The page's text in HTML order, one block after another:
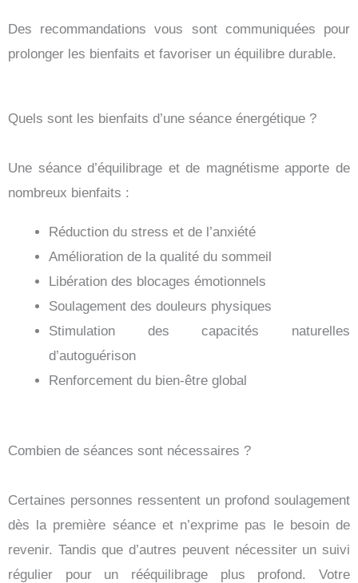
Des recommandations vous sont communiquées pour
prolonger les bienfaits et favoriser un équilibre durable.
Quels sont les bienfaits d’une séance énergétique ?
Une séance d’équilibrage et de magnétisme apporte de
nombreux bienfaits :
Réduction du stress et de l’anxiété
Amélioration de la qualité du sommeil
Libération des blocages émotionnels
Soulagement des douleurs physiques
Stimulation des capacités naturelles
d’autoguérison
Renforcement du bien-être global
Combien de séances sont nécessaires ?
Certaines personnes ressentent un profond soulagement
dès la première séance et n’exprime pas le besoin de
revenir. Tandis que d’autres peuvent nécessiter un suivi
régulier pour un rééquilibrage plus profond. Votre